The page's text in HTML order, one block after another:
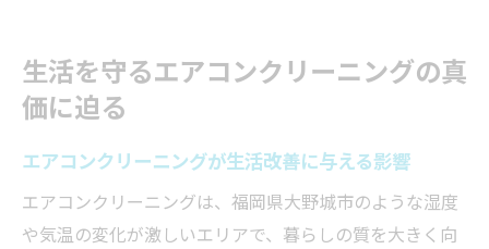
生活を守るエアコンクリーニングの真
価に迫る
エアコンクリーニングが生活改善に与える影響
エアコンクリーニングは、福岡県大野城市のような湿度
や気温の変化が激しいエリアで、暮らしの質を大きく向